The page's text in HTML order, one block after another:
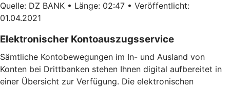
Quelle: DZ BANK • Länge: 02:47 • Veröffentlicht:
01.04.2021
Elektronischer Kontoauszugsservice
Sämtliche Kontobewegungen im In- und Ausland von
Konten bei Drittbanken stehen Ihnen digital aufbereitet in
einer Übersicht zur Verfügung. Die elektronischen